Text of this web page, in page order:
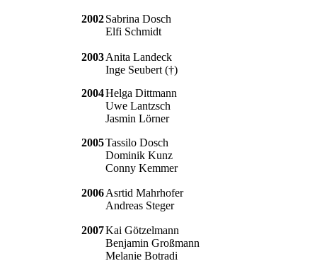
2002Sabrina Dosch
Elfi Schmidt
2003Anita Landeck
Inge Seubert (†)
2004Helga Dittmann
Uwe Lantzsch
Jasmin Lörner
2005Tassilo Dosch
Dominik Kunz
Conny Kemmer
2006Asrtid Mahrhofer
Andreas Steger
2007Kai Götzelmann
Benjamin Großmann
Melanie Botradi